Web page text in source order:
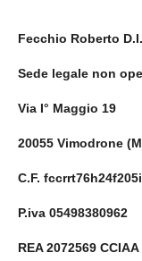
Fecchio Roberto
Sede legale non
Via I°
20055 Vimodrone
C.F. fccrrt76h24f205i
P.iva 05498380962
REA 2072569 CCIAA